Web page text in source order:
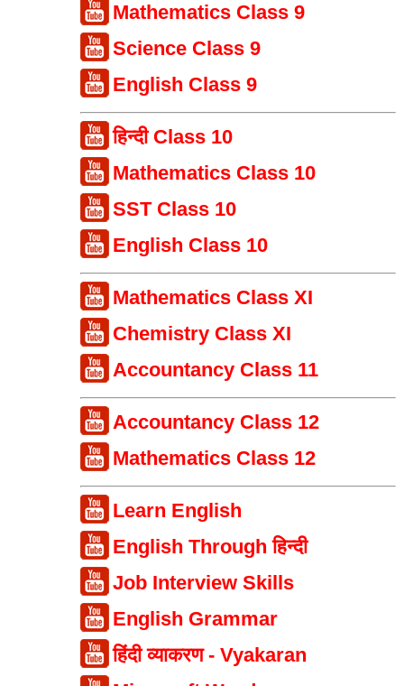
Mathematics Class 9
Science Class 9
English Class 9
हिन्दी Class 10
Mathematics Class 10
SST Class 10
English Class 10
Mathematics Class XI
Chemistry Class XI
Accountancy Class 11
Accountancy Class 12
Mathematics Class 12
Learn English
English Through हिन्दी
Job Interview Skills
English Grammar
हिंदी व्याकरण - Vyakaran